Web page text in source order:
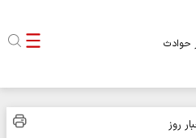
حوادث
روز